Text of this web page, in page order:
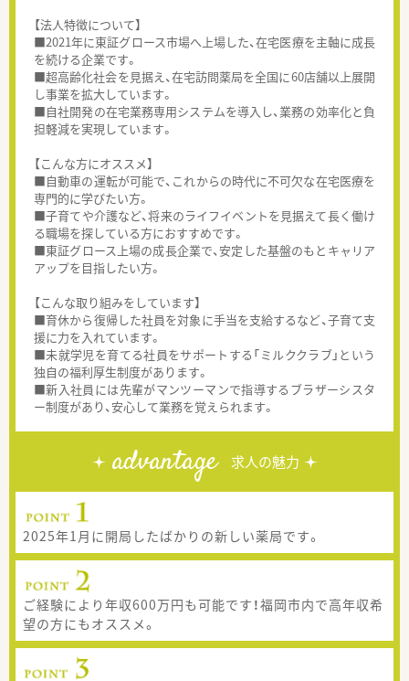
【法人特徴について】
■2021年に東証グロース市場へ上場した、在宅医療を主軸に成長
を続ける企業です。
■超高齢化社会を見据え、在宅訪問薬局を全国に60店舗以上展開
し事業を拡大しています。
■自社開発の在宅業務専用システムを導入し、業務の効率化と負
担軽減を実現しています。
【こんな方にオススメ】
■自動車の運転が可能で、これからの時代に不可欠な在宅医療を
専門的に学びたい方。
■子育てや介護など、将来のライフイベントを見据えて長く働け
る職場を探している方におすすめです。
■東証グロース上場の成長企業で、安定した基盤のもとキャリア
アップを目指したい方。
【こんな取り組みをしています】
■育休から復帰した社員を対象に手当を支給するなど、子育て支
援に力を入れています。
■未就学児を育てる社員をサポートする「ミルククラブ」という
独自の福利厚生制度があります。
■新入社員には先輩がマンツーマンで指導するブラザーシスタ
ー制度があり、安心して業務を覚えられます。
advantage 求人の魅力
2025年1月に開局したばかりの新しい薬局です。
ご経験により年収600万円も可能です！福岡市内で高年収希
望の方にもオススメ。